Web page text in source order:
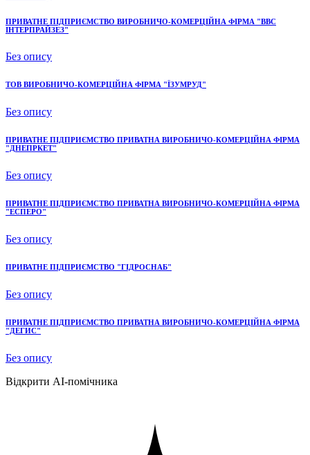
ПРИВАТНЕ ПІДПРИЄМСТВО ВИРОБНИЧО-КОМЕРЦІЙНА ФІРМА "ВВС
ІНТЕРПРАЙЗЕЗ"
Без опису
ТОВ ВИРОБНИЧО-КОМЕРЦІЙНА ФІРМА "ЇЗУМРУД"
Без опису
ПРИВАТНЕ ПІДПРИЄМСТВО ПРИВАТНА ВИРОБНИЧО-КОМЕРЦІЙНА ФІРМА
"ДНЕПРКЕТ"
Без опису
ПРИВАТНЕ ПІДПРИЄМСТВО ПРИВАТНА ВИРОБНИЧО-КОМЕРЦІЙНА ФІРМА
"ЕСПЕРО"
Без опису
ПРИВАТНЕ ПІДПРИЄМСТВО "ГІДРОСНАБ"
Без опису
ПРИВАТНЕ ПІДПРИЄМСТВО ПРИВАТНА ВИРОБНИЧО-КОМЕРЦІЙНА ФІРМА
"ДЕГИС"
Без опису
Відкрити AI-помічника